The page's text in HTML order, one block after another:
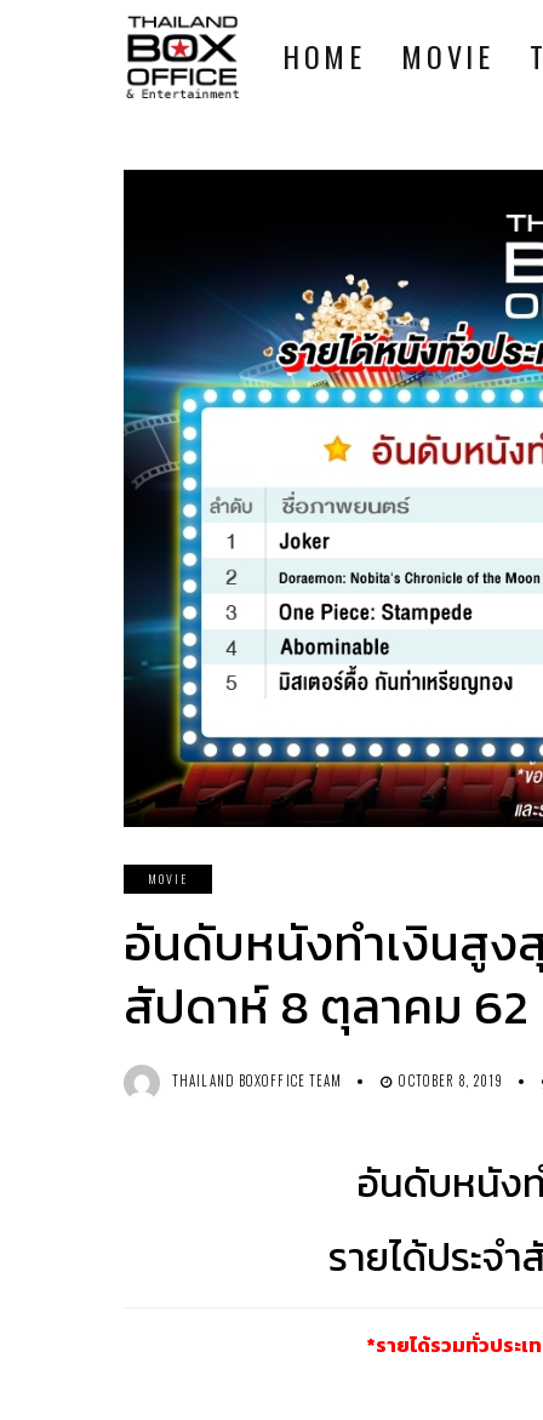
HOME MOVIE
MOVIE
อันดับหนังทำเงินสูง
สัปดาห์ 8 ตุลาคม 62
THAILAND BOXOFFICE TEAM OCTOBER 8, 2019
อันดับหนัง
รายได้ประจ
*รายได้รวมทั่วประ